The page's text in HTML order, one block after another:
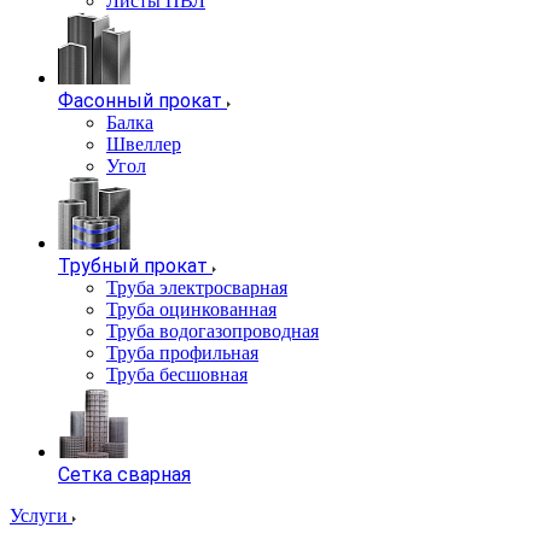
Фасонный прокат
Балка
Швеллер
Угол
Трубный прокат
Труба электросварная
Труба оцинкованная
Труба водогазопроводная
Труба профильная
Труба бесшовная
Сетка сварная
Услуги